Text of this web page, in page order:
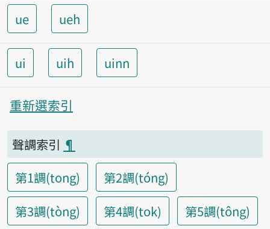
ue ueh
ui uih uinn
重新選索引
聲調索引 ¶
第1調(tong)
第2調(tóng)
第3調(tòng)
第4調(tok)
第5調(tông)